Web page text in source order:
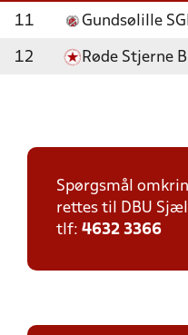
11 Gundsølille
12 Røde Stjerne
Spørgsmål
rettes til DBU
tlf: 4632 3366